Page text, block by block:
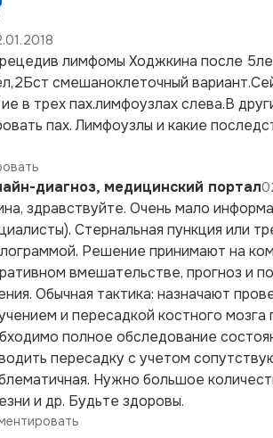
лимфомы Ходжкина после
смешаноклеточный
в трех пах.лимфоузлах слева.В
пах. Лимфоузлы и какие
диагноз, медицинский портал
здравствуйте. Очень мало
Стернальная пункция или
Решение принимают на
вмешательстве, прогноз и
Обычная тактика: назначают
и пересадкой костного
полное обследование
пересадку с учетом
Нужно большое
и др. Будьте здоровы.